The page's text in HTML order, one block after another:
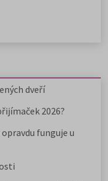
dveří
2026?
funguje u